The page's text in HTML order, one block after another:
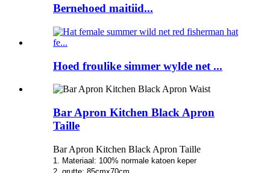
Bernehoed maitiid...
Hoed froulike simmer wylde net ...
Bar Apron Kitchen Black Apron
Taille
Bar Apron Kitchen Black Apron Taille
1. Materiaal: 100% normale katoen keper